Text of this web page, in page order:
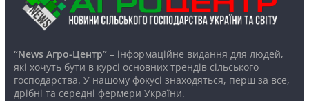
“News Агро-Центр”– інформаційне видання для людей,
які хочуть бути в курсі основних трендів сільського
господарства. У нашому фокусі знаходяться, перш за все,
дрібні та середні фермери України.